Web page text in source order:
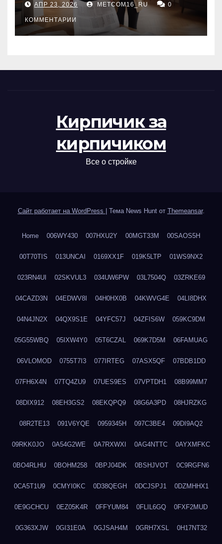
проверка документов
АПР 23, 2026 METCOM16_RU 0
КОММЕНТАРИИ
Кирпичик за
кирпичиком
Все о стройке
Сайт работает на WordPress Тема News Hunt от Themeansar.
Home 006WY430 007HXU2Y 00MGT33M 00SAOS5H
00T70TIS 013UNCAI 0169XX1F 019K5LTP 01WS9NX2
023RN4UI 02SKVUL3 034UW6PW 03L7504Q 03ZRKE69
04CAZD3N 04EDWV8I 04H0HX0B 04KWVG4E 04LI8DHX
04N4JN2X 04QX9S1E 04YFC57J 04ZFIS6W 059KC9DM
05G55WBQ 05IXW4Y0 05T6CZAL 069K7D5M 06FAMUAG
06VLOMOD 0755T7I3 077IRTEG 07ASX5QF 07BDB1DD
07FH6X4N 07TQ4ZU9 07UES9ES 07VPTDH1 08B99MM7
08DIX912 08EH3GS2 08EKQPQ9 08G6A3PD 08HJRZKG
08R2TE13 091V6YQE 0959345H 097C3BE4 09DI9AQ2
09RKK0JO 0A54G2WE 0A7RXWXI 0AG4NTTC 0AYXMFKC
0BO4RLHU 0BOHM258 0BPJ04DK 0BSHJVOT 0C9RGFN6
0CA5T1U9 0CMYI0KC 0D38QEGH 0DCJSPJ1 0DZMHHX1
0E9GCHCU 0EZ05K4R 0FFYUM84 0FLIL6GQ 0FXF2MUD
0G363XJW 0GI31E0A 0GJSAH4M 0GRH7XSL 0H17NT32